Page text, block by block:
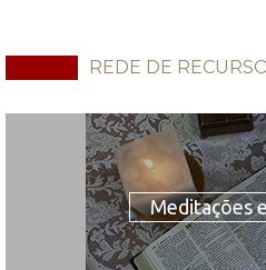
REDE DE
Meditações